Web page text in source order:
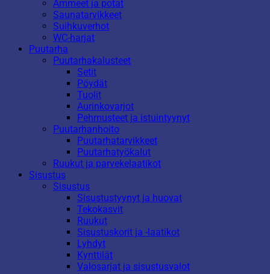
Ammeet ja potat
Saunatarvikkeet
Suihkuverhot
WC-harjat
Puutarha
Puutarhakalusteet
Setit
Pöydät
Tuolit
Aurinkovarjot
Pehmusteet ja istuintyynyt
Puutarhanhoito
Puutarhatarvikkeet
Puutarhatyökalut
Ruukut ja parvekelaatikot
Sisustus
Sisustus
Sisustustyynyt ja huovat
Tekokasvit
Ruukut
Sisustuskorit ja -laatikot
Lyhdyt
Kynttilät
Valosarjat ja sisustusvalot